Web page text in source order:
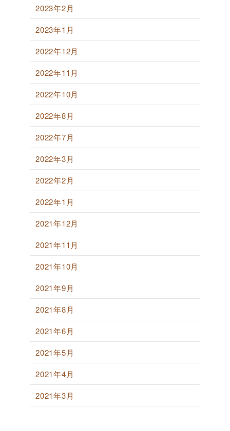
2023年2月
2023年1月
2022年12月
2022年11月
2022年10月
2022年8月
2022年7月
2022年3月
2022年2月
2022年1月
2021年12月
2021年11月
2021年10月
2021年9月
2021年8月
2021年6月
2021年5月
2021年4月
2021年3月